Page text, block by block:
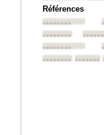
••••••••
••••••••
••••••••
•••••••• ••••••••